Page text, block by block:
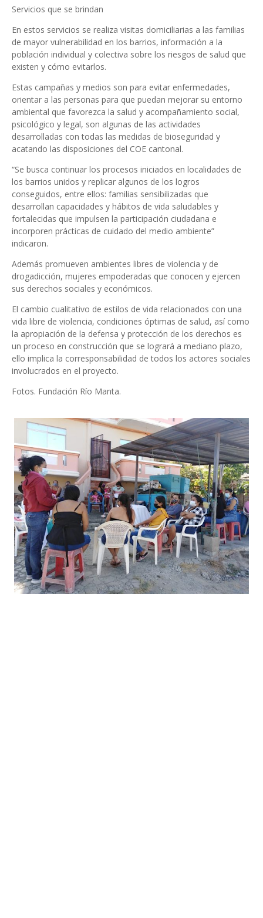
Servicios que se brindan
En estos servicios se realiza visitas domiciliarias a las familias
de mayor vulnerabilidad en los barrios, información a la
población individual y colectiva sobre los riesgos de salud que
existen y cómo evitarlos.
Estas campañas y medios son para evitar enfermedades,
orientar a las personas para que puedan mejorar su entorno
ambiental que favorezca la salud y acompañamiento social,
psicológico y legal, son algunas de las actividades
desarrolladas con todas las medidas de bioseguridad y
acatando las disposiciones del COE cantonal.
“Se busca continuar los procesos iniciados en localidades de
los barrios unidos y replicar algunos de los logros
conseguidos, entre ellos: familias sensibilizadas que
desarrollan capacidades y hábitos de vida saludables y
fortalecidas que impulsen la participación ciudadana e
incorporen prácticas de cuidado del medio ambiente”
indicaron.
Además promueven ambientes libres de violencia y de
drogadicción, mujeres empoderadas que conocen y ejercen
sus derechos sociales y económicos.
El cambio cualitativo de estilos de vida relacionados con una
vida libre de violencia, condiciones óptimas de salud, así como
la apropiación de la defensa y protección de los derechos es
un proceso en construcción que se logrará a mediano plazo,
ello implica la corresponsabilidad de todos los actores sociales
involucrados en el proyecto.
Fotos. Fundación Río Manta.